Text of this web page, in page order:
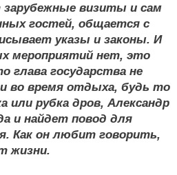
зарубежные визиты и сам
гостей, общается с
указы и законы. И
мероприятий нет, это
глава государства не
во время отдыха, будь то
или рубка дров, Александр
и найдет повод для
Как он любит говорить,
жизни.